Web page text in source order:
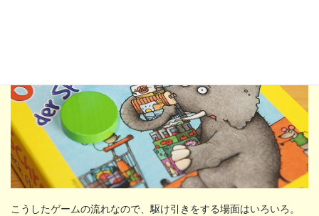
こうしたゲームの流れなので、駆け引きをする場面はいろいろ。